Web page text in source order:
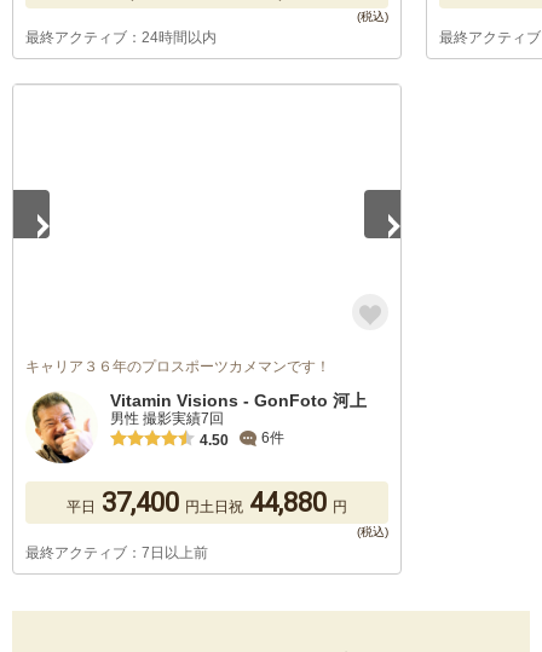
最終アクティブ：24時間以内 最終アクティ
キャリア３６年のプロスポーツカメマンです！
Vitamin Visions - GonFoto 河上
男性 撮影実績7回
4.50
6件
平日 37,400 円土日祝 44,880 円
最終アクティブ：7日以上前